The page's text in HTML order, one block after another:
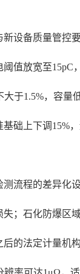
设备质量管控
值放宽至
于1.5%，容
础上下调15%
流程的差异化
；石化防爆区
的法定计量机